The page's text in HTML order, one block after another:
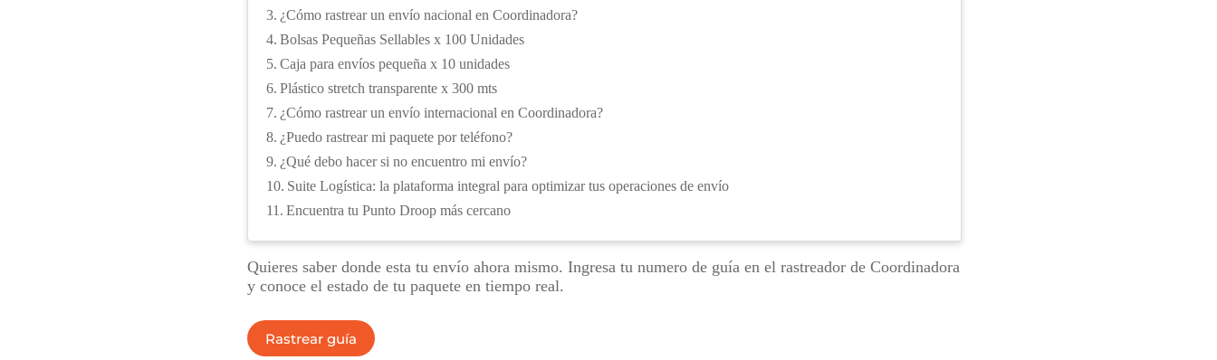
¿Cómo rastrear un envío nacional en Coordinadora?
Bolsas Pequeñas Sellables x 100 Unidades
Caja para envíos pequeña x 10 unidades
Plástico stretch transparente x 300 mts
¿Cómo rastrear un envío internacional en Coordinadora?
¿Puedo rastrear mi paquete por teléfono?
¿Qué debo hacer si no encuentro mi envío?
Suite Logística: la plataforma integral para optimizar tus operaciones de envío
Encuentra tu Punto Droop más cercano
Quieres saber donde esta tu envío ahora mismo. Ingresa tu numero de guía en el rastreador de Coordinadora
y conoce el estado de tu paquete en tiempo real.
Rastrear guía